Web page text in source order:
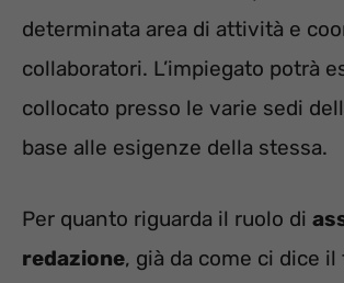
determinata area di attività e
collaboratori. L’impiegato potrà
collocato presso le varie sedi
base alle esigenze della stessa.
Per quanto riguarda il ruolo di
redazione, già da come ci dice